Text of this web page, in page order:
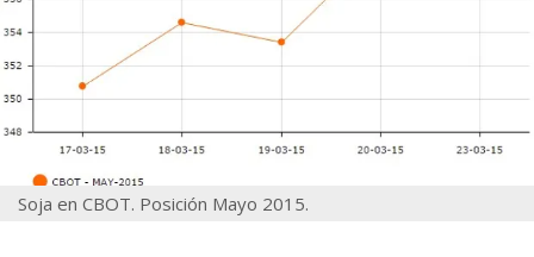
Soja en CBOT. Posición Mayo 2015.